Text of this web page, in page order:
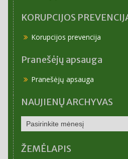
KORUPCIJOS
Korupcijos prevencija
Pranešėjų apsauga
Pranešėjų apsauga
NAUJIENŲ ARCHYVAS
NAUJIENŲ
ARCHYVAS
ŽEMĖLAPIS